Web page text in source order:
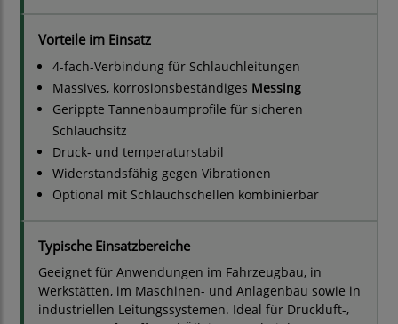
Vorteile im Einsatz
4-fach-Verbindung für Schlauchleitungen
Massives, korrosionsbeständiges Messing
Gerippte Tannenbaumprofile für sicheren
Schlauchsitz
Druck- und temperaturstabil
Widerstandsfähig gegen Vibrationen
Optional mit Schlauchschellen kombinierbar
Typische Einsatzbereiche
Geeignet für Anwendungen im Fahrzeugbau, in
Werkstätten, im Maschinen- und Anlagenbau sowie in
industriellen Leitungssystemen. Ideal für Druckluft-,